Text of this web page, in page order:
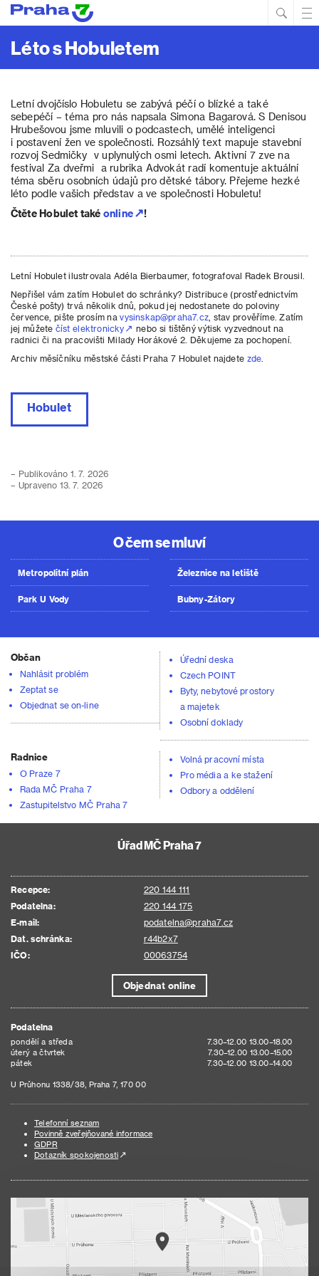
Léto s Hobuletem
Letní dvojčíslo Hobuletu se zabývá péčí o blízké a také
sebepéčí – téma pro nás napsala Simona Bagarová. S Denisou
Hrubešovou jsme mluvili o podcastech, umělé inteligenci
i postavení žen ve společnosti. Rozsáhlý text mapuje stavební
rozvoj Sedmičky v uplynulých osmi letech. Aktivní 7 zve na
festival Za dveřmi a rubrika Advokát radí komentuje aktuální
téma sběru osobních údajů pro dětské tábory. Přejeme hezké
léto podle vašich představ a ve společnosti Hobuletu!
Čtěte Hobulet takéonline !
Letní Hobulet ilustrovala Adéla Bierbaumer, fotografoval Radek Brousil.
Nepřišel vám zatím Hobulet do schránky? Distribuce (prostřednictvím
České pošty) trvá několik dnů, pokud jej nedostanete do poloviny
července, pište prosím navysinskap@praha7.cz, stav prověříme. Zatím
jej můžete číst elektronicky
nebo si tištěný výtisk vyzvednout na
radnici či na pracovišti Milady Horákové 2. Děkujeme za pochopení.
Archiv měsíčníku městské části Praha 7 Hobulet najdete zde
Hobulet
– Publikováno 1. 7. 2026
– Upraveno 13. 7. 2026
O čem se mluví
Metropolitní plán
Park U Vody
Železnice na letiště
Bubny-Zátory
Občan
Nahlásit problém
Zeptat se
Objednat se on-line
Úřední deska
Czech POINT
Byty, nebytové prostory
a majetek
Osobní doklady
Radnice
O Praze 7
Rada MČ Praha 7
Zastupitelstvo MČ Praha 7
Volná pracovní místa
Pro média a ke stažení
Odbory a oddělení
Úřad MČ Praha 7
Recepce:
220 144 111
Podatelna:
220 144 175
E-mail:
podatelna@praha7.cz
Dat. schránka:
r44b2x7
IČO:
00063754
Objednat online
Podatelna
pondělí a středa
7.30–12.00 13.00–18.00
úterý a čtvrtek
7.30–12.00 13.00–15.00
pátek
7.30–12.00 13.00–14.00
U Průhonu 1338/38, Praha 7, 170 00
Telefonní seznam
Povinně zveřejňované informace
GDPR
Dotazník spokojenosti